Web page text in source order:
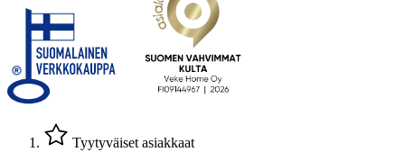
Tyytyväiset asiakkaat